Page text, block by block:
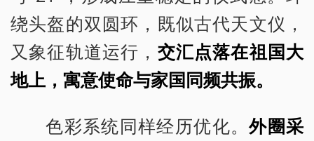
绕头盔的双圆环，既似古代天文仪，
又象征轨道运行， 交汇点落在祖国大
地上，寓意使命与家国同频共振。
色彩系统同样经历优化。外圈采